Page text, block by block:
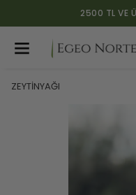
2500 TL VE
ZEYTİNYAĞI